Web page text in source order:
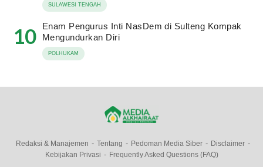
SULAWESI TENGAH
10
Enam Pengurus Inti NasDem di Sulteng Kompak
Mengundurkan Diri
POLHUKAM
Redaksi & Manajemen Tentang Pedoman Media Siber
Disclaimer
Kebijakan Privasi
Frequently Asked Questions (FAQ)